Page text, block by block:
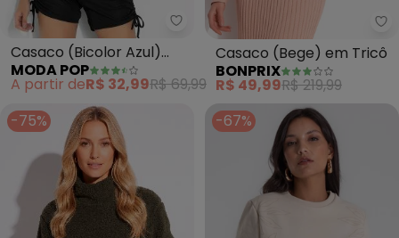
Moda Pop - Casaco (Bicolor
Casaco (Bicolor Azul)
com Mangas Bufantes
MODA POP
A partir deR$ 32,99R$ 69,99
Casaco (Bege) em Tricô
BONPRIX
R$ 49,99R$ 219,99
-75%
-67%